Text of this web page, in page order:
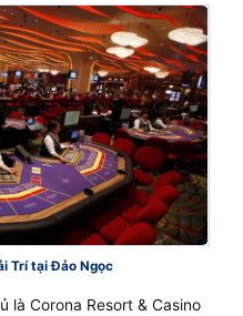
Trí tại Đảo Ngọc
là Corona Resort & Casino